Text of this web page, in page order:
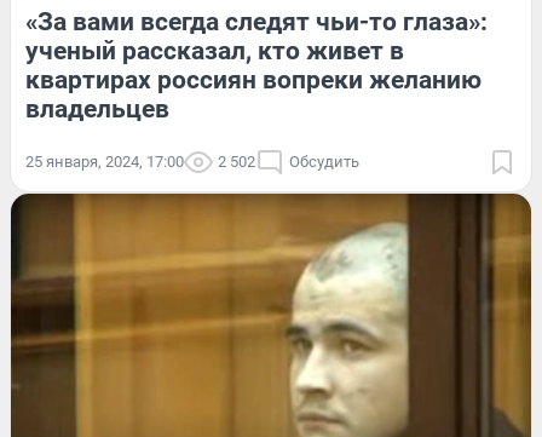
«За вами всегда следят чьи-то глаза»:
ученый рассказал, кто живет в
квартирах россиян вопреки желанию
владельцев
25 января, 2024, 17:00 2 502 Обсудить